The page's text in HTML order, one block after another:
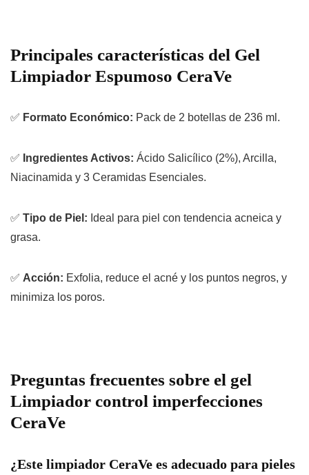
Principales características del Gel
Limpiador Espumoso CeraVe
✅ Formato Económico: Pack de 2 botellas de 236 ml.
✅ Ingredientes Activos: Ácido Salicílico (2%), Arcilla,
Niacinamida y 3 Ceramidas Esenciales.
✅ Tipo de Piel: Ideal para piel con tendencia acneica y
grasa.
✅ Acción: Exfolia, reduce el acné y los puntos negros, y
minimiza los poros.
Preguntas frecuentes sobre el gel
Limpiador control imperfecciones
CeraVe
¿Este limpiador CeraVe es adecuado para pieles